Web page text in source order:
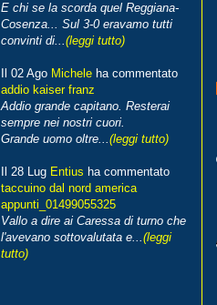
E chi se la scorda quel Reggiana-
Cosenza... Sul 3-0 eravamo tutti
convinti di...(leggi tutto)
Il 02 Ago Michele ha commentato
addio kaiser franz
Addio grande capitano. Resterai
sempre nei nostri cuori.
Grande uomo oltre...(leggi tutto)
Il 28 Lug Entius ha commentato
taccuino dal nord america
appunti_01499055325
Vallo a dire ai Caressa di turno che
l'avevano sottovalutata e...(leggi
tutto)